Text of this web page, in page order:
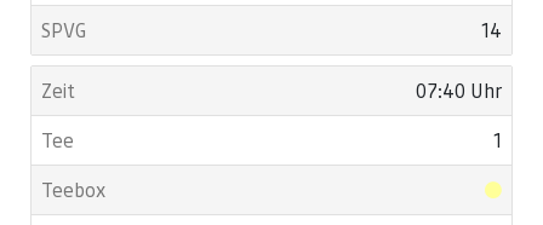
14
07:40 Uhr
1